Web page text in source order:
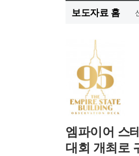
보도자료 홈
엠파이어 스
대회 개최로